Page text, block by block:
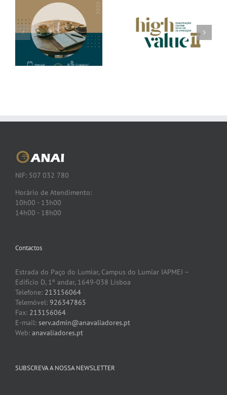
NIF: 507 032 780
Horário de Atendimento:
10h00 - 13h00
14h00 - 18h00
Contactos
Estrada do Paço do Lumiar, Campus do Lumiar IAPMEI –
Edifício D, 1º andar, 1649-038 Lisboa
Telefone: 213156064
Telemóvel: 926347865
Fax: 213156064
E-mail: serv.admin@anavaliadores.pt
Web: anavaliadores.pt
SUBSCREVA A NOSSA NEWSLETTER